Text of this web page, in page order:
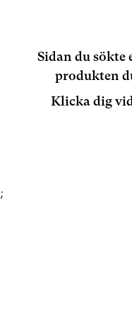
Sidan du sökte
produkten
Klicka dig
;